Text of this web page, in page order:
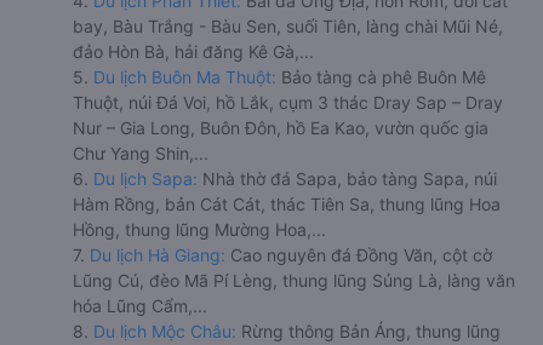
bay, Bàu Trắng - Bàu Sen, suối Tiên, làng chài Mũi Né,
đảo Hòn Bà, hải đăng Kê Gà,...
5. Du lịch Buôn Ma Thuột: Bảo tàng cà phê Buôn Mê
Thuột, núi Đá Voi, hồ Lắk, cụm 3 thác Dray Sap – Dray
Nur – Gia Long, Buôn Đôn, hồ Ea Kao, vườn quốc gia
Chư Yang Shin,...
6. Du lịch Sapa: Nhà thờ đá Sapa, bảo tàng Sapa, núi
Hàm Rồng, bản Cát Cát, thác Tiên Sa, thung lũng Hoa
Hồng, thung lũng Mường Hoa,...
7. Du lịch Hà Giang: Cao nguyên đá Đồng Văn, cột cờ
Lũng Cú, đèo Mã Pí Lèng, thung lũng Sủng Là, làng văn
hóa Lũng Cẩm,...
8. Du lịch Mộc Châu: Rừng thông Bản Áng, thung lũng